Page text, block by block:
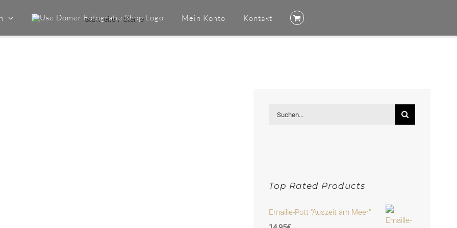
Mein Konto Kontakt
Startseite Sterne
Suche
Top Rated Products
Emaille-Pott "Auszeit am Meer"